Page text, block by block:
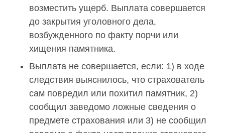
возместить ущерб. Выплата совершается
до закрытия уголовного дела,
возбужденного по факту порчи или
хищения памятника.
Выплата не совершается, если: 1) в ходе
следствия выяснилось, что страхователь
сам повредил или похитил памятник, 2)
сообщил заведомо ложные сведения о
предмете страхования или 3) не сообщил